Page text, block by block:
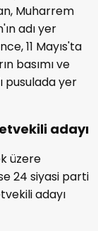
Muharrem
adı yer
11 Mayıs'ta
basımı ve
pusulada yer
adayı
üzere
24 siyasi parti
adayı